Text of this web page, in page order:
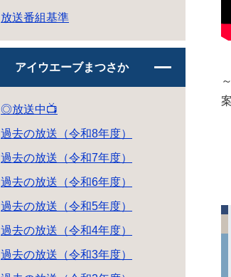
放送番組基準
アイウエーブまつさか
◎放送中📺
過去の放送（令和8年度）
過去の放送（令和7年度）
過去の放送（令和6年度）
過去の放送（令和5年度）
過去の放送（令和4年度）
過去の放送（令和3年度）